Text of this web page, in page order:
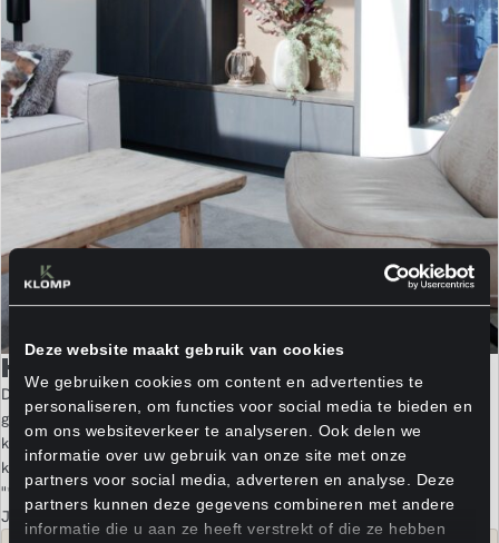
Deze website maakt gebruik van cookies
We gebruiken cookies om content en advertenties te
personaliseren, om functies voor social media te bieden en
om ons websiteverkeer te analyseren. Ook delen we
informatie over uw gebruik van onze site met onze
partners voor social media, adverteren en analyse. Deze
partners kunnen deze gegevens combineren met andere
informatie die u aan ze heeft verstrekt of die ze hebben
Kennismaken?
De beleving van jouw nieuwe interieur begint met een oprecht
gesprek. We heten je van harte welkom in Mill. Schuif aan voor een
kop koffie, dan ontdekken we samen hoe we jouw woonwensen
kunnen vertalen naar een passend thuis.
"*
" geeft vereiste velden aan
Je naam*